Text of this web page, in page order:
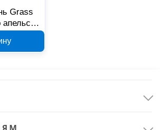
Grass